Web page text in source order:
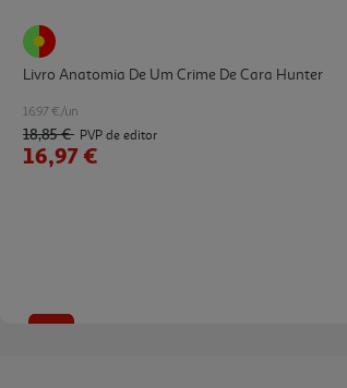
Livro Anatomia De Um Crime De Cara Hunter
16.97 €/un
18,85 € PVP de editor
16,97 €